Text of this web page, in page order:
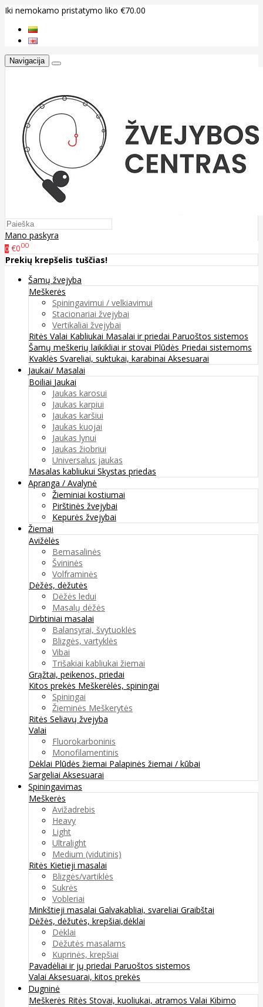
Iki nemokamo pristatymo liko €70.00
Navigacija
Mano paskyra
0 €000
Prekių krepšelis tuščias!
Šamų žvejyba
Meškerės
Spiningavimui / velkiavimui
Stacionariai žvejybai
Vertikaliai žvejybai
Ritės Valai Kabliukai Masalai ir priedai Paruoštos sistemos
Šamų meškerių laikikliai ir stovai Plūdės Priedai sistemoms
Kvaklės Svareliai, suktukai, karabinai Aksesuarai
Jaukai/ Masalai
Boiliai Jaukai
Jaukas karosui
Jaukas karpiui
Jaukas karšiui
Jaukas kuojai
Jaukas lynui
Jaukas žiobriui
Universalus jaukas
Masalas kabliukui Skystas priedas
Apranga / Avalynė
Žieminiai kostiumai
Pirštinės žvejybai
Kepurės žvejybai
Žiemai
Avižėlės
Bemasalinės
Švininės
Volframinės
Dėžės, dėžutės
Dėžės ledui
Masalų dėžės
Dirbtiniai masalai
Balansyrai, švytuoklės
Blizgės, vartyklės
Vibai
Trišakiai kabliukai žiemai
Grąžtai, peikenos, priedai
Kitos prekės Meškerėlės, spiningai
Spiningai
Žieminės Meškerytės
Ritės Seliavų žvejyba
Valai
Fluorokarboninis
Monofilamentinis
Dėklai Plūdės žiemai Palapinės žiemai / kūbai
Sargeliai Aksesuarai
Spiningavimas
Meškerės
Avižadrebis
Heavy
Light
Ultralight
Medium (vidutinis)
Ritės Kietieji masalai
Blizgės/vartiklės
Sukrės
Vobleriai
Minkštieji masalai Galvakabliai, svareliai Graibštai
Dėžės, dėžutės, krepšiai,dėklai
Dėklai
Dėžutės masalams
Kuprinės, krepšiai
Pavadėliai ir jų priedai Paruoštos sistemos
Valai Aksesuarai, kitos prekės
Dugninė
Meškerės Ritės Stovai, kuoliukai, atramos Valai Kibimo